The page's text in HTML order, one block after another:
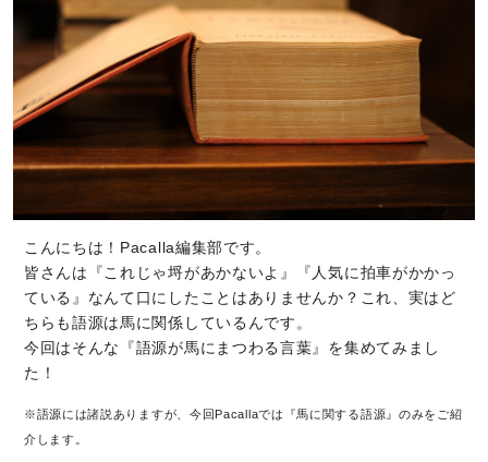
こんにちは！Pacalla編集部です。
皆さんは『これじゃ埒があかないよ』『人気に拍車がかかっ
ている』なんて口にしたことはありませんか？これ、実はど
ちらも語源は馬に関係しているんです。
今回はそんな『語源が馬にまつわる言葉』を集めてみまし
た！
※語源には諸説ありますが、今回Pacallaでは『馬に関する語源』のみをご紹
介します。